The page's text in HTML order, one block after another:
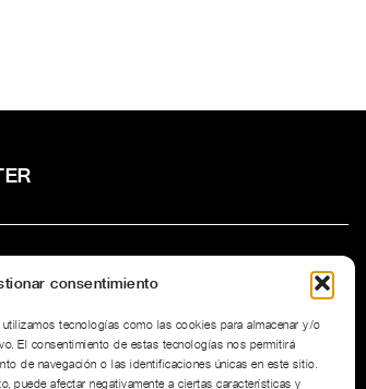
consentimiento
tecnologías como las cookies para almacenar y/o
El consentimiento de estas tecnologías nos permitirá
de navegación o las identificaciones únicas en este sitio.
puede afectar negativamente a ciertas características y
del sitio web.